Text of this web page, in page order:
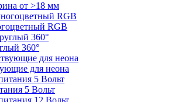
от >18 мм
RGB
360°
для неона
5 Вольт